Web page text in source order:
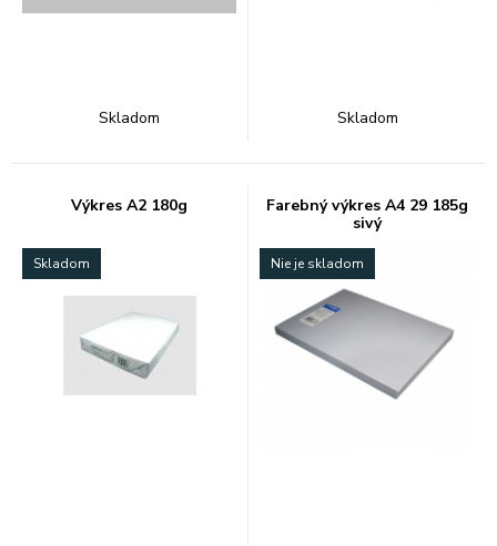
Skladom Skladom
Výkres A2 180g
Skladom
Farebný výkres A4 29 185g
sivý
Nie je skladom